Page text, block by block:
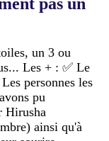
un 3 ou
Les + : ✅️ Le
personnes les
pu
Hirusha
ainsi qu'à